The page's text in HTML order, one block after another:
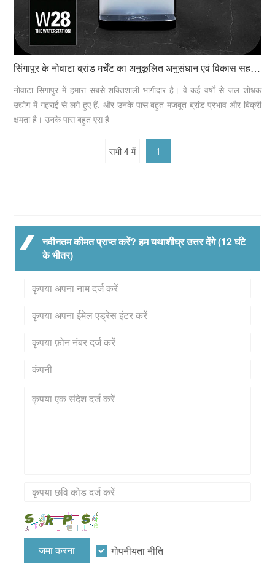
सिंगापुर के नोवाटा ब्रांड मर्चेंट का अनुकूलित अनुसंधान एवं विकास सहयोग मामला
नोवाटा सिंगापुर में हमारा सबसे शक्तिशाली भागीदार है। वे कई वर्षों से जल शोधक
उद्योग में गहराई से लगे हुए हैं, और उनके पास बहुत मजबूत ब्रांड प्रभाव और बिक्री
क्षमता है। उनके पास बहुत एस है
सभी 4 में 1
नवीनतम कीमत प्राप्त करें? हम यथाशीघ्र उत्तर देंगे (12 घंटे
के भीतर)
जमा करना गोपनीयता नीति